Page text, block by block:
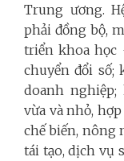
Trung ương.
phải đồng bộ,
triển khoa học
chuyển đổi số;
doanh nghiệp;
vừa và nhỏ,
chế biến, nông
tái tạo, dịch vụ